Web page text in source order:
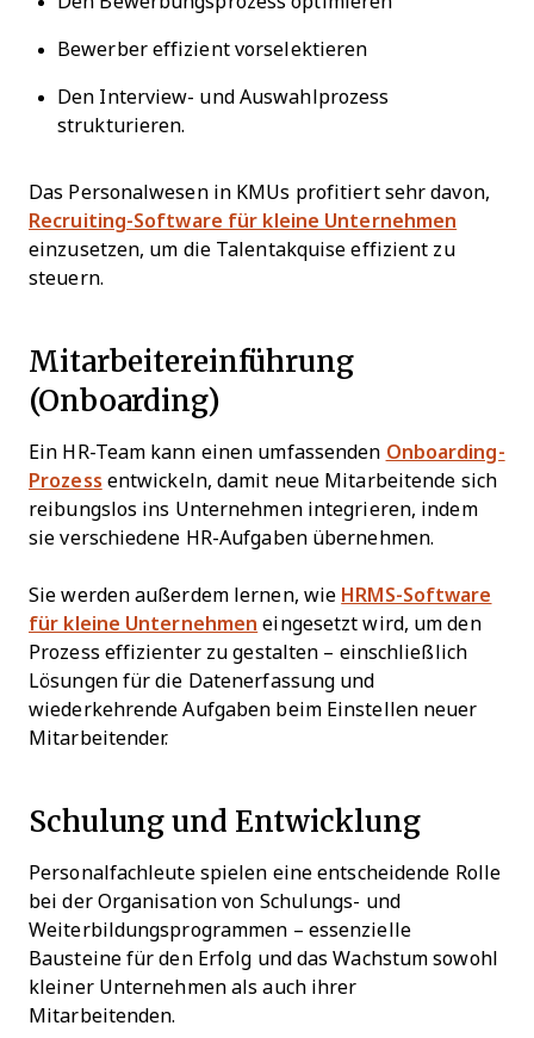
Bewerber effizient vorselektieren
Den Interview- und Auswahlprozess
strukturieren.
Das Personalwesen in KMUs profitiert sehr davon,
Recruiting-Software für kleine Unternehmen
einzusetzen, um die Talentakquise effizient zu
steuern.
Mitarbeitereinführung
(Onboarding)
Ein HR-Team kann einen umfassenden Onboarding-
Prozess entwickeln, damit neue Mitarbeitende sich
reibungslos ins Unternehmen integrieren, indem
sie verschiedene HR-Aufgaben übernehmen.
Sie werden außerdem lernen, wie HRMS-Software
für kleine Unternehmen eingesetzt wird, um den
Prozess effizienter zu gestalten – einschließlich
Lösungen für die Datenerfassung und
wiederkehrende Aufgaben beim Einstellen neuer
Mitarbeitender.
Schulung und Entwicklung
Personalfachleute spielen eine entscheidende Rolle
bei der Organisation von Schulungs- und
Weiterbildungsprogrammen – essenzielle
Bausteine für den Erfolg und das Wachstum sowohl
kleiner Unternehmen als auch ihrer
Mitarbeitenden.